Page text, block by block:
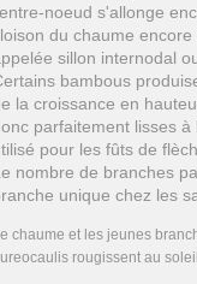
noeud s'allonge
du chaume
sillon internodal
bambous
la croissance en
parfaitement lisses
pour les fûts de
nombre de branches
unique chez les
chaume et les jeunes
rougissent au